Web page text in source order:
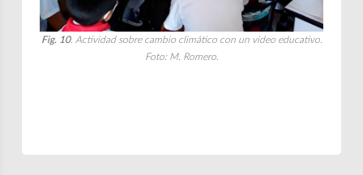
Fig. 10. Actividad sobre cambio climático con un video educativo.
Foto: M. Romero.